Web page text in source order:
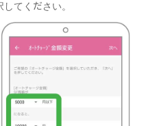
てください。